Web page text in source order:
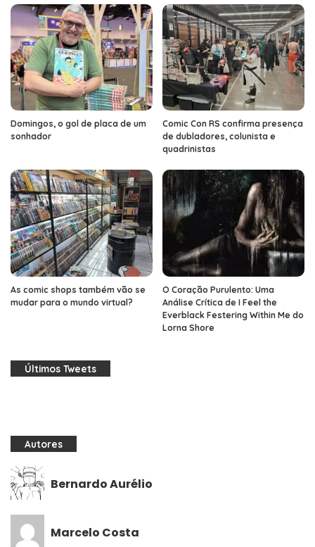
Domingos, o gol de placa de um
sonhador
Comic Con RS confirma presença
de dubladores, colunista e
quadrinistas
As comic shops também vão se
mudar para o mundo virtual?
O Coração Purulento: Uma
Análise Crítica de I Feel the
Everblack Festering Within Me do
Lorna Shore
Últimos Tweets
Autores
Bernardo Aurélio
Marcelo Costa